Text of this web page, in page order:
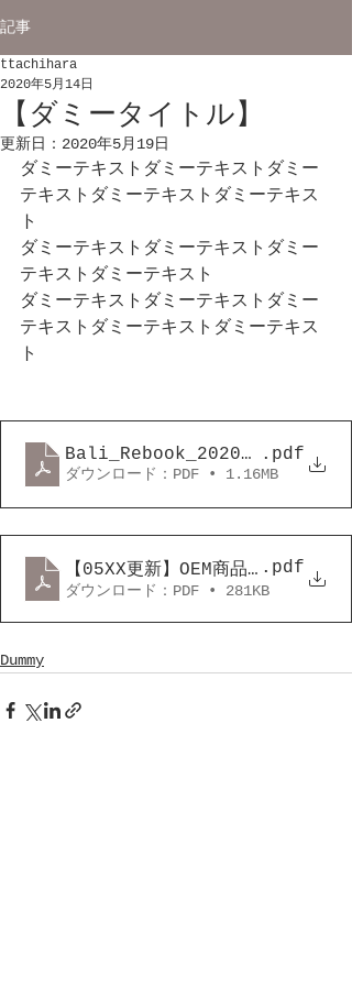
記事
【ダミータイトル】
ttachihara
2020年5月14日
更新日： 2020年5月19日
ダミーテキストダミーテキストダミー
テキストダミーテキストダミーテキス
ト
ダミーテキストダミーテキストダミー
テキストダミーテキスト
ダミーテキストダミーテキストダミー
テキストダミーテキストダミーテキス
ト
Bali_Rebook_20200511.pdf
ダウンロード：PDF • 1.16MB
【05XX更新】OEM商品ホテルサー
.pdf
ダウンロード：PDF • 281KB
Dummy